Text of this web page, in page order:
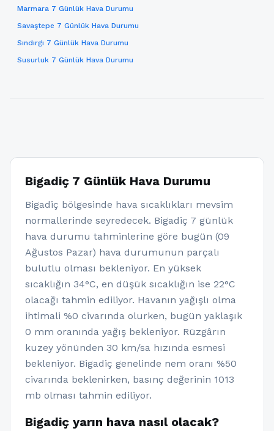
Marmara 7 Günlük Hava Durumu
Savaştepe 7 Günlük Hava Durumu
Sındırgı 7 Günlük Hava Durumu
Susurluk 7 Günlük Hava Durumu
Bigadiç 7 Günlük Hava Durumu
Bigadiç bölgesinde hava sıcaklıkları mevsim
normallerinde seyredecek. Bigadiç 7 günlük
hava durumu tahminlerine göre bugün (09
Ağustos Pazar) hava durumunun parçalı
bulutlu olması bekleniyor. En yüksek
sıcaklığın 34°C, en düşük sıcaklığın ise 22°C
olacağı tahmin ediliyor. Havanın yağışlı olma
ihtimali %0 civarında olurken, bugün yaklaşık
0 mm oranında yağış bekleniyor. Rüzgârın
kuzey yönünden 30 km/sa hızında esmesi
bekleniyor. Bigadiç genelinde nem oranı %50
civarında beklenirken, basınç değerinin 1013
mb olması tahmin ediliyor.
Bigadiç yarın hava nasıl olacak?